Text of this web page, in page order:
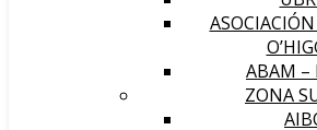
ABAM –
ZONA